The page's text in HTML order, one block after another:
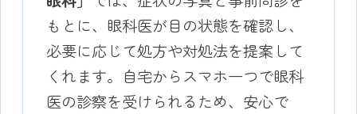
もとに、眼科医が目の状態を確認し、
必要に応じて処方や対処法を提案して
くれます。自宅からスマホ一つで眼科
医の診察を受けられるため、安心で